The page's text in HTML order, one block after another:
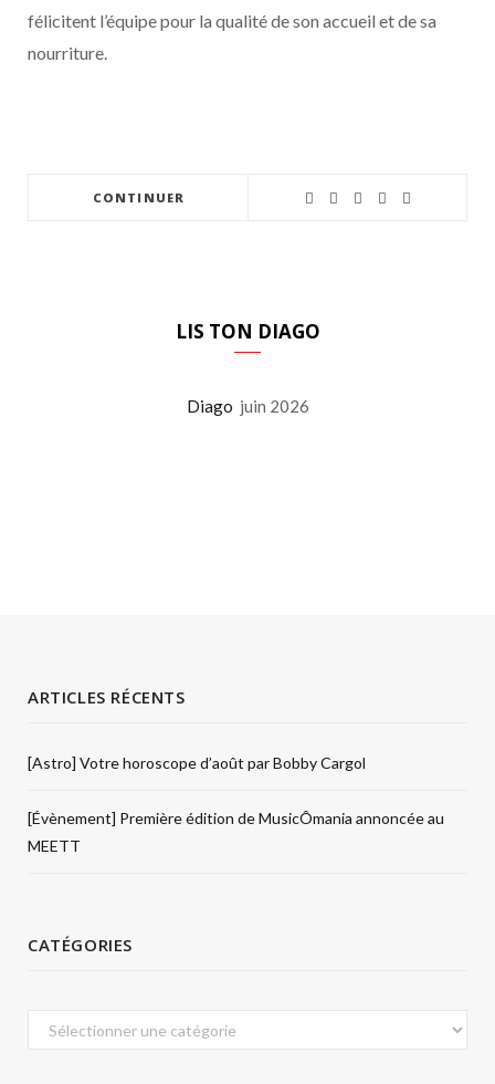
félicitent l’équipe pour la qualité de son accueil et de sa
nourriture.
CONTINUER
LIS TON DIAGO
Diago juin 2026
ARTICLES RÉCENTS
[Astro] Votre horoscope d’août par Bobby Cargol
[Évènement] Première édition de MusicÔmania annoncée au
MEETT
CATÉGORIES
Catégories